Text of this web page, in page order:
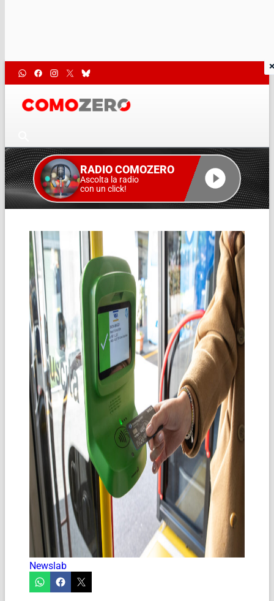
RADIO COMOZERO
Ascolta la radio
con un click!
Newslab